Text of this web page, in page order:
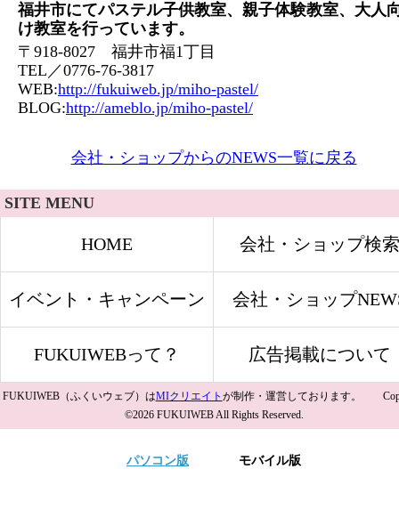
福井市にてパステル子供教室、親子体験教室、大人
け教室を行っています。
〒918-8027 福井市福1丁目
TEL／0776-76-3817
WEB:http://fukuiweb.jp/miho-pastel/
BLOG:http://ameblo.jp/miho-pastel/
会社・ショップからのNEWS一覧に戻る
SITE MENU
HOME 会社・ショップ検索
イベント・キャンペーン 会社・ショップ
FUKUIWEBって？ 広告掲載について
FUKUIWEB（ふくいウェブ）はMIクリエイト が制作・運営しております。
©2026 FUKUIWEB All Rights Reserved.
パソコン版 モバイル版